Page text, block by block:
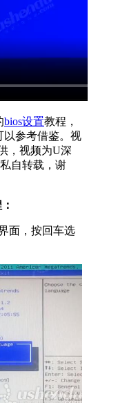
bios设置教程，
以参考借鉴。视
，视频为U深
自转载，谢
面，按回车选